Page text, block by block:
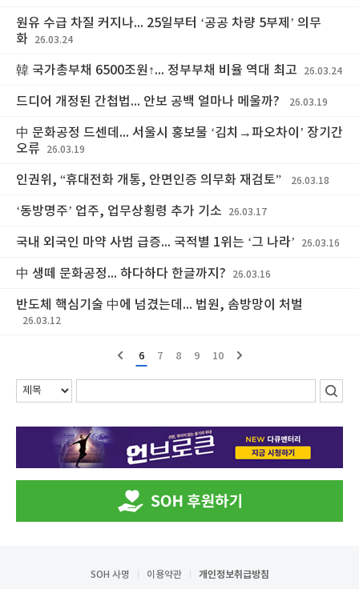
원유 수급 차질 커지나... 25일부터 ‘공공 차량 5부제’ 의무
화
26.03.24
韓 국가총부채 6500조원↑... 정부부채 비율 역대 최고 26.03.24
드디어 개정된 간첩법... 안보 공백 얼마나 메울까? 26.03.19
中 문화공정 드센데... 서울시 홍보물 ‘김치→파오차이’ 장기간
오류
26.03.19
인권위, “휴대전화 개통, 안면인증 의무화 재검토” 26.03.18
‘동방명주’ 업주, 업무상횡령 추가 기소 26.03.17
국내 외국인 마약 사범 급증... 국적별 1위는 ‘그 나라’ 26.03.16
中 생떼 문화공정... 하다하다 한글까지? 26.03.16
반도체 핵심기술 中에 넘겼는데... 법원, 솜방망이 처벌
26.03.12
6 7 8 9 10
SOH 사명 이용약관 개인정보취급방침